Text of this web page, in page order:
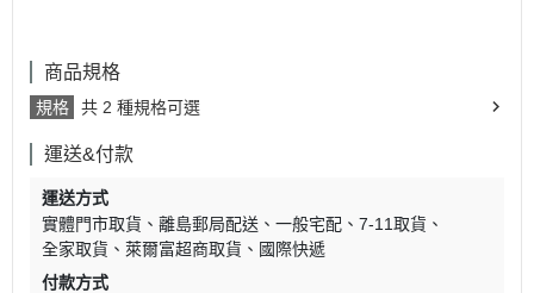
商品規格
規格 共 2 種規格可選
運送&付款
運送方式
實體門市取貨
離島郵局配送 一般宅配
7-11取貨
全家取貨
萊爾富超商取貨
國際快遞
付款方式